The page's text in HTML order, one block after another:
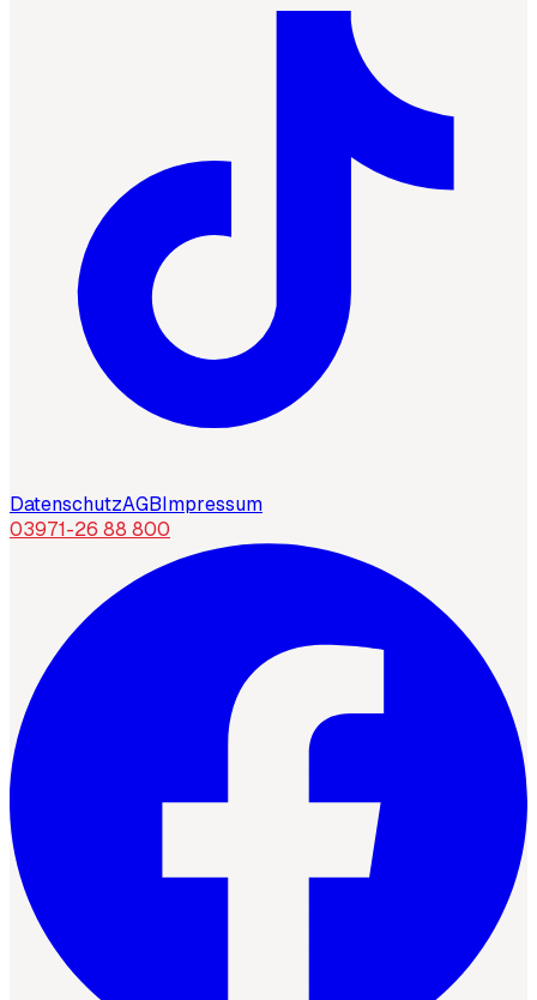
DatenschutzAGBImpressum
03971-26 88 800